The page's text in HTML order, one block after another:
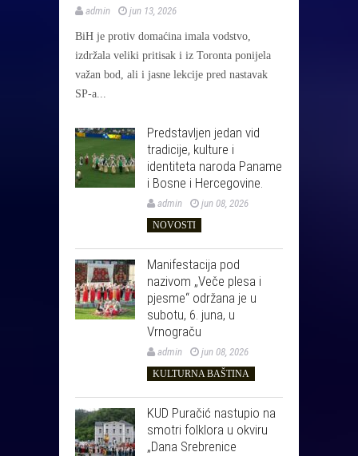
admin jun 13, 2026
BiH je protiv domaćina imala vodstvo,
izdržala veliki pritisak i iz Toronta ponijela
važan bod, ali i jasne lekcije pred nastavak
SP-a...
Predstavljen jedan vid
tradicije, kulture i
identiteta naroda Paname
i Bosne i Hercegovine.
admin jun 08, 2026
NOVOSTI
Manifestacija pod
nazivom „Veče plesa i
pjesme“ održana je u
subotu, 6. juna, u
Vrnograču
admin jun 08, 2026
KULTURNA BAŠTINA
KUD Puračić nastupio na
smotri folklora u okviru
„Dana Srebrenice